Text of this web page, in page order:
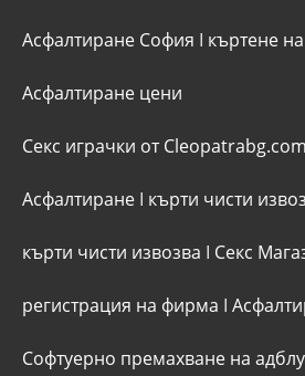
Асфалтиране София I къртене
Асфалтиране цени
Секс играчки от Cleopatrabg.com
Асфалтиране I кърти чисти
кърти чисти извозва I Секс
регистрация на фирма I
Софтуерно премахване на адблу